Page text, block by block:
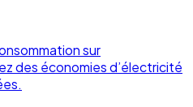
sur
des économies d’électricité